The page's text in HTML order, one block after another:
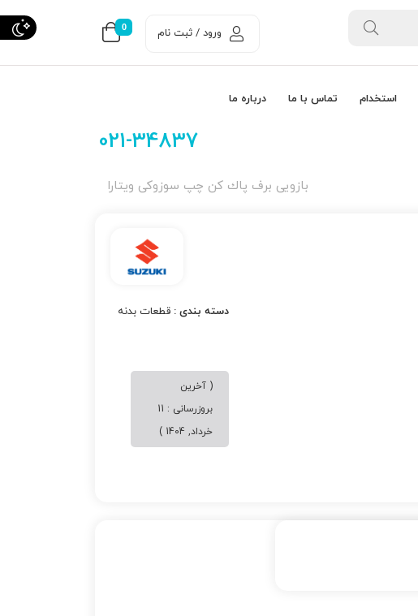
0 ورود / ثبت نام
استخدام تماس با ما درباره ما
021-34837
بازویی برف پاك كن چپ سوزوکی ویتارا
دسته بندی :قطعات بدنه
( آخرین
بروزرسانی : 11
خرداد, 1404 )